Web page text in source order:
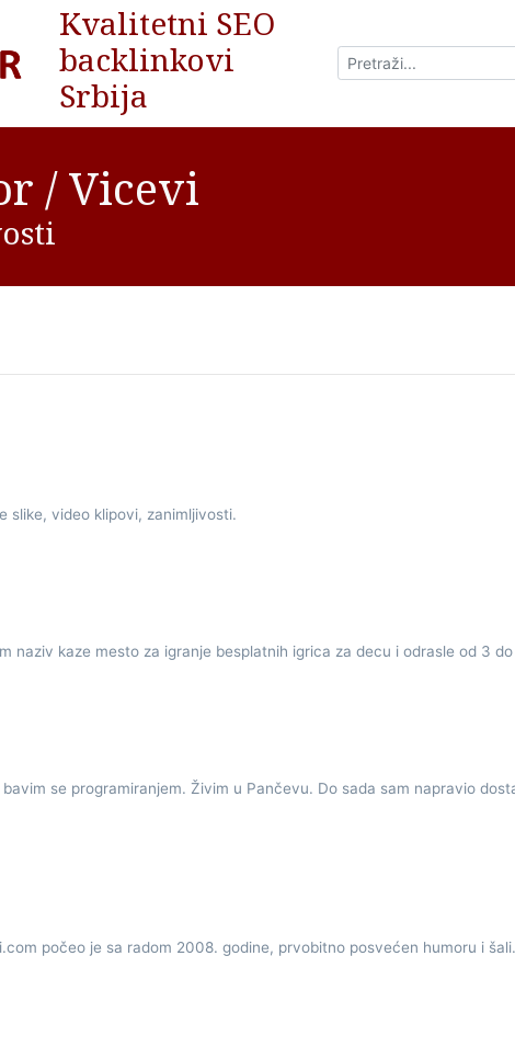
Kvalitetni SEO
backlinkovi
Srbija
/ Vicevi
slike, video klipovi, zanimljivosti.
naziv kaze mesto za igranje besplatnih igrica za decu i odrasle od 3
se programiranjem. Živim u Pančevu. Do sada sam napravio
počeo je sa radom 2008. godine, prvobitno posvećen humoru i šali.